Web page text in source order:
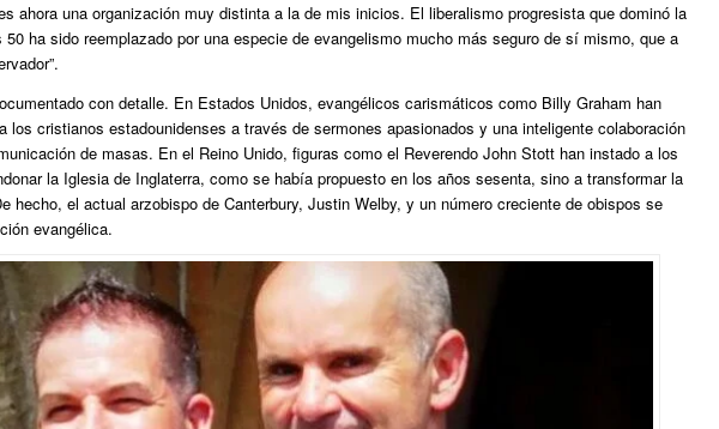
ahora una organización muy distinta a la de mis inicios. El liberalismo progresista que dominó la
ha sido reemplazado por una especie de evangelismo mucho más seguro de sí mismo, que a
con detalle. En Estados Unidos, evangélicos carismáticos como Billy Graham han
los cristianos estadounidenses a través de sermones apasionados y una inteligente colaboración
de masas. En el Reino Unido, figuras como el Reverendo John Stott han instado a los
la Iglesia de Inglaterra, como se había propuesto en los años sesenta, sino a transformar la
hecho, el actual arzobispo de Canterbury, Justin Welby, y un número creciente de obispos se
evangélica.